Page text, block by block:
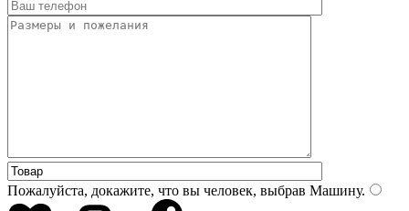
Пожалуйста, докажите, что вы человек, выбрав Машину.